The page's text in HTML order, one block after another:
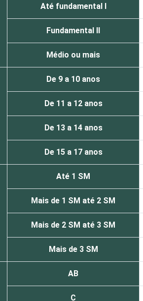
Até fundamental I
Fundamental II
Médio ou mais
De 9 a 10 anos
De 11 a 12 anos
De 13 a 14 anos
De 15 a 17 anos
Até 1 SM
Mais de 1 SM até 2 SM
Mais de 2 SM até 3 SM
Mais de 3 SM
AB
C